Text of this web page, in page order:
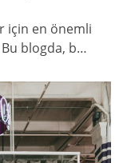
için en önemli
Bu blogda, b…